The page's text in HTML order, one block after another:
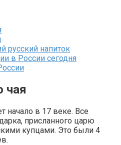
русский напиток
в России сегодня
чая
начало в 17 веке. Все
присланного царю
купцами. Это были 4